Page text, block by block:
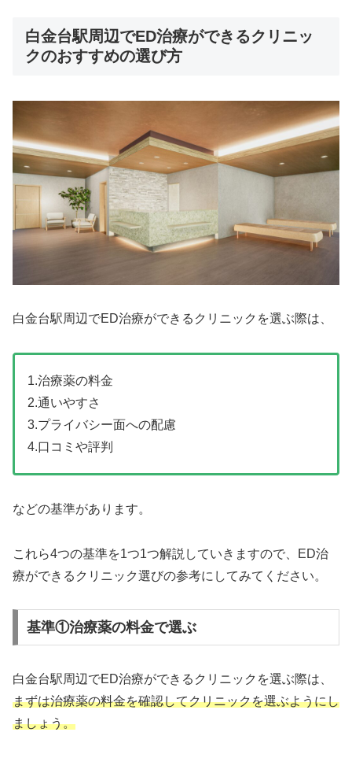
白金台駅周辺でED治療ができるクリニッ
クのおすすめの選び方
白金台駅周辺でED治療ができるクリニックを選ぶ際は、
1.治療薬の料金
2.通いやすさ
3.プライバシー面への配慮
4.口コミや評判
などの基準があります。
これら4つの基準を1つ1つ解説していきますので、ED治
療ができるクリニック選びの参考にしてみてください。
基準①治療薬の料金で選ぶ
白金台駅周辺でED治療ができるクリニックを選ぶ際は、
まずは治療薬の料金を確認してクリニックを選ぶようにし
ましょう。